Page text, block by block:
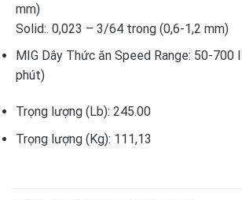
mm)
Solid:. 0,023 – 3/64 trong (0,6-1,2 mm)
MIG Dây Thức ăn Speed Range: 50-700
phút)
Trọng lượng (Lb): 245.00
Trọng lượng (Kg): 111,13